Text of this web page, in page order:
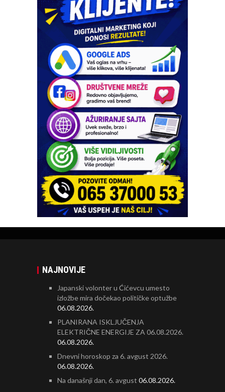
NAJNOVIJE
Japanski volonter u Ćićevcu umesto
izložbe mira dočekao političke optužbe
06.08.2026.
PLANIRANA ISKLJUČENJA
ELEKTRIČNE ENERGIJE ZA 06.08.2026.
06.08.2026.
Dnevni horoskop za 6. avgust 2026.
06.08.2026.
Na današnji dan, 6. avgust 06.08.2026.